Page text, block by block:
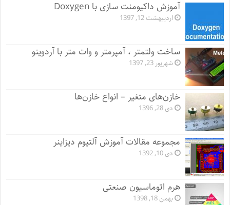
آموزش داکیومنت سازی با Doxygen
اردیبهشت 12, 1397
ساخت ولتمتر ، آمپرمتر و وات متر با آردوینو
شهریور 23, 1397
خازن‌های متغیر – انواع خازن‌ها
دی 28, 1396
مجموعه مقالات آموزش آلتیوم دیزاینر
دی 10, 1392
هرم اتوماسیون صنعتی
بهمن 18, 1398